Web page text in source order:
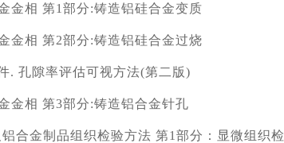
相 第1部分:铸造铝硅合金变质
相 第2部分:铸造铝硅合金过烧
孔隙率评估可视方法(第二版)
相 第3部分:铸造铝合金针孔
合金制品组织检验方法 第1部分：显微组织